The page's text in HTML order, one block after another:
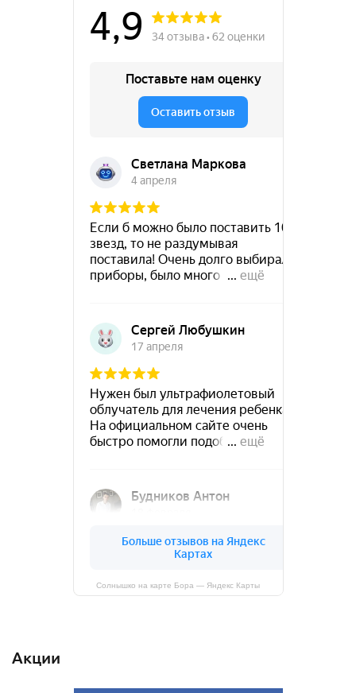
Солнышко на карте Бора — Яндекс Карты
Акции